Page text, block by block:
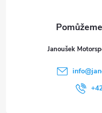
Janoušek
info@